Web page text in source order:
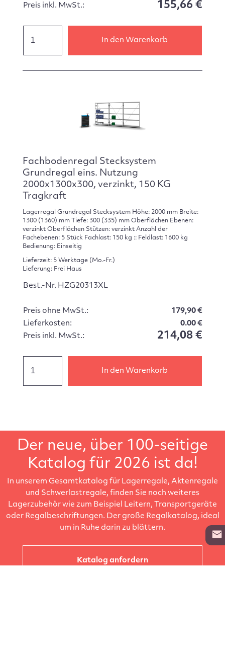
Preis inkl. MwSt.:
155,66 €
In den Warenkorb
Fachbodenregal Stecksystem
Grundregal eins. Nutzung
2000x1300x300, verzinkt, 150 KG
Tragkraft
Lagerregal Grundregal Stecksystem Höhe: 2000 mm Breite:
1300 (1360) mm Tiefe: 300 (335) mm Oberflächen Ebenen:
verzinkt Oberflächen Stützen: verzinkt Anzahl der
Fachebenen: 5 Stück Fachlast: 150 kg :: Feldlast: 1600 kg
Bedienung: Einseitig
Lieferzeit: 5 Werktage (Mo.-Fr.)
Lieferung: Frei Haus
Best.-Nr. HZG20313XL
Preis ohne MwSt.:
179,90 €
Lieferkosten:
0.00 €
Preis inkl. MwSt.:
214,08 €
In den Warenkorb
Der neue, über 100-seitige
Katalog für 2026 ist da!
In unserem Gesamtkatalog für Lagerregale, Aktenregale
und Schwerlastregale, finden Sie noch weiteres
Lagerzubehör wie zum Beispiel Leitern, Transportgeräte
oder Regalbeschriftungen. Der große Regalkatalog, ideal
um in Ruhe darin zu blättern.
Katalog anfordern